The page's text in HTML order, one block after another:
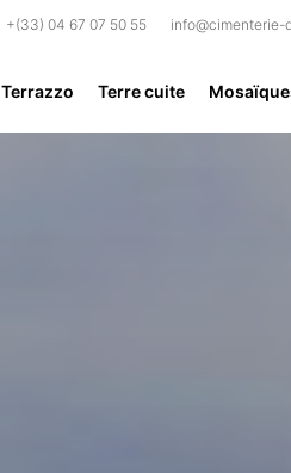
+(33) 04 67 07 50 55 info@cimenterie-
Terrazzo Terre cuite